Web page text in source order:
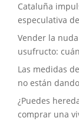
Cataluña
especulativa
Vender la
usufructo:
Las medidas
no están
¿Puedes
comprar una